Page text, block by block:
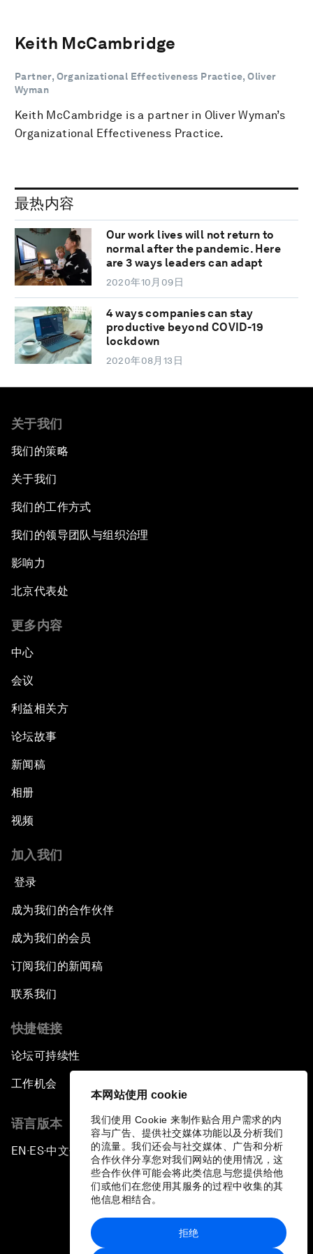
本网站使用 cookie
我们使用 Cookie 来制作贴合用户需求的内
容与广告、提供社交媒体功能以及分析我们
的流量。我们还会与社交媒体、广告和分析
合作伙伴分享您对我们网站的使用情况，这
些合作伙伴可能会将此类信息与您提供给他
们或他们在您使用其服务的过程中收集的其
他信息相结合。
拒绝
Keith McCambridge
Partner, Organizational Effectiveness Practice, Oliver
Wyman
Keith McCambridge is a partner in Oliver Wyman’s
Organizational Effectiveness Practice.
最热内容
Our work lives will not return to
normal after the pandemic. Here
are 3 ways leaders can adapt
2020年10月09日
4 ways companies can stay
productive beyond COVID-19
lockdown
2020年08月13日
关于我们
我们的策略
关于我们
我们的工作方式
我们的领导团队与组织治理
影响力
北京代表处
更多内容
中心
会议
利益相关方
论坛故事
新闻稿
相册
视频
加入我们
登录
成为我们的合作伙伴
成为我们的会员
订阅我们的新闻稿
联系我们
快捷链接
论坛可持续性
工作机会
语言版本
EN ▪ ES▪中文▪ 日本語